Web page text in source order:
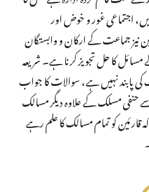
اجتماعی غور و خوض اور
نیز جماعت کے ارکان و وابستگان
مسائل کا حل تجویز کرنا ہے۔ شریعہ
پابند نہیں ہے، سوالات کا جواب
حنفی مسلک کے علاوہ دیگر مسالک
کو تمام مسالک کا علم رہے